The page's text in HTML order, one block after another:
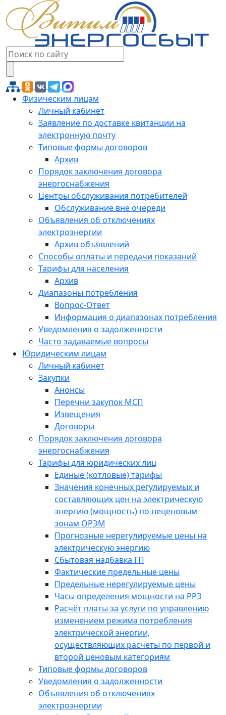
Физическим лицам
Личный кабинет
Заявление по доставке квитанции на
электронную почту
Типовые формы договоров
Архив
Порядок заключения договора
энергоснабжения
Центры обслуживания потребителей
Обслуживание вне очереди
Объявления об отключениях
электроэнергии
Архив объявлений
Способы оплаты и передачи показаний
Тарифы для населения
Архив
Диапазоны потребления
Вопрос-Ответ
Информация о диапазонах потребления
Уведомления о задолженности
Часто задаваемые вопросы
Юридическим лицам
Личный кабинет
Закупки
Анонсы
Перечни закупок МСП
Извещения
Договоры
Порядок заключения договора
энергоснабжения
Тарифы для юридических лиц
Единые (котловые) тарифы
Значения конечных регулируемых и
составляющих цен на электрическую
энергию (мощность) по неценовым
зонам ОРЭМ
Прогнозные нерегулируемые цены на
электрическую энергию
Сбытовая надбавка ГП
Фактические предельные цены
Предельные нерегулируемые цены
Часы определения мощности на РРЭ
Расчёт платы за услуги по управлению
изменением режима потребления
электрической энергии,
осуществляющих расчеты по первой и
второй ценовым категориям
Типовые формы договоров
Уведомления о задолженности
Объявления об отключениях
электроэнергии